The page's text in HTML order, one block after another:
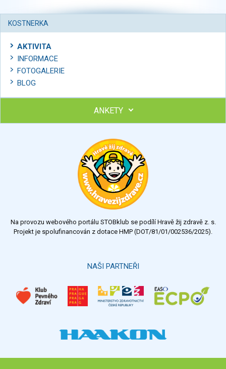
KOSTNERKA
AKTIVITA
INFORMACE
FOTOGALERIE
BLOG
ANKETY
Výsledky Všechny ankety
Na provozu webového portálu STOBklub se podílí Hravě žij zdravě z. s.
Projekt je spolufinancován z dotace HMP (DOT/81/01/002536/2025).
NAŠI PARTNEŘI